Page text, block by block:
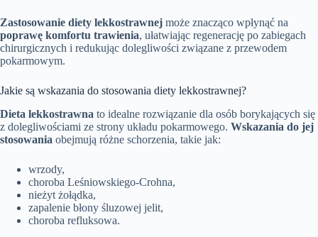
Zastosowanie diety lekkostrawnej może znacząco wpłynąć na
poprawę komfortu trawienia, ułatwiając regenerację po zabiegach
chirurgicznych i redukując dolegliwości związane z przewodem
pokarmowym.
Jakie są wskazania do stosowania diety lekkostrawnej?
Dieta lekkostrawna to idealne rozwiązanie dla osób borykających się
z dolegliwościami ze strony układu pokarmowego. Wskazania do jej
stosowania obejmują różne schorzenia, takie jak:
wrzody,
choroba Leśniowskiego-Crohna,
nieżyt żołądka,
zapalenie błony śluzowej jelit,
choroba refluksowa.